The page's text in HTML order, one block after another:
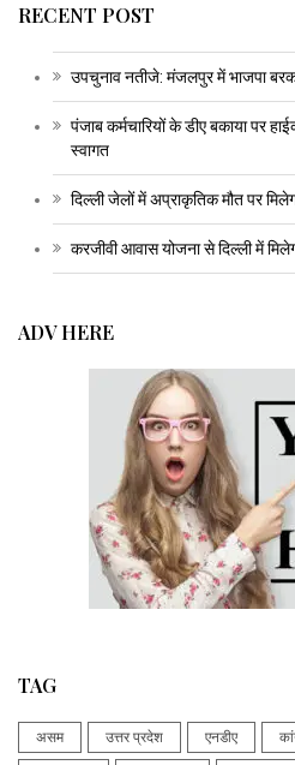
RECENT POST
उपचुनाव नतीजे: मंजलपुर में भाजपा
पंजाब कर्मचारियों के डीए बकाया पर
स्वागत
दिल्ली जेलों में अप्राकृतिक मौत पर
करजीवी आवास योजना से दिल्ली में
ADV HERE
TAG
असम उत्तर प्रदेश एनडीए